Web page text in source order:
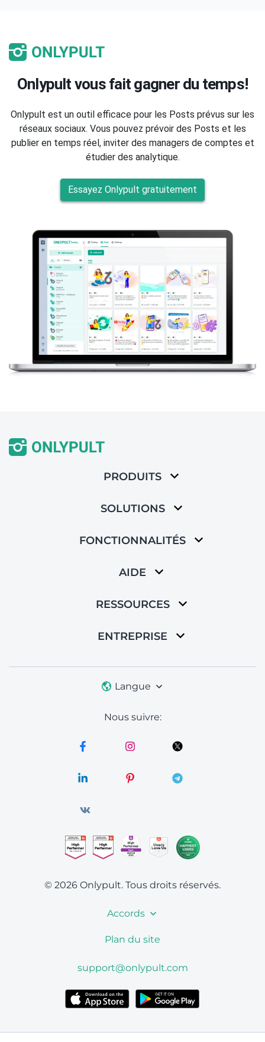
Onlypult vous fait gagner du temps!
Onlypult est un outil efficace pour les Posts prévus sur les
réseaux sociaux. Vous pouvez prévoir des Posts et les
publier en temps réel, inviter des managers de comptes et
étudier des analytique.
Essayez Onlypult gratuitement
PRODUITS
SOLUTIONS
FONCTIONNALITÉS
AIDE
RESSOURCES
ENTREPRISE
Langue
Nous suivre:
© 2026 Onlypult. Tous droits réservés.
Accords
Plan du site
support@onlypult.com